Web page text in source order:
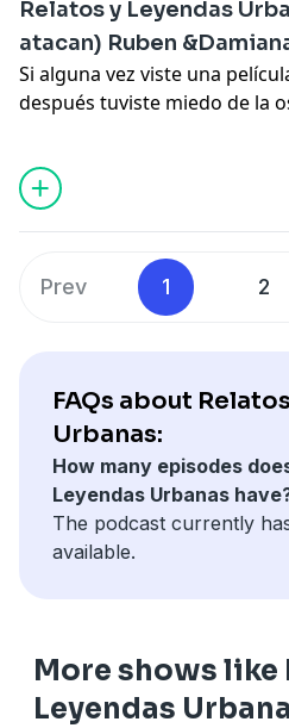
Relatos y Leyendas
atacan) Ruben
Si alguna vez viste una
después tuviste miedo de la
sabrás de que estoy
sitios tenebrosos, es difícil
que nos observan desde los
apenas perceptibles,
escalofríos, prepárate para
reales de fantasmas que te
Prev 1 2
FAQs about
Urbanas:
How many episodes
Leyendas Urbanas
The podcast currently
available.
More shows like
Leyendas